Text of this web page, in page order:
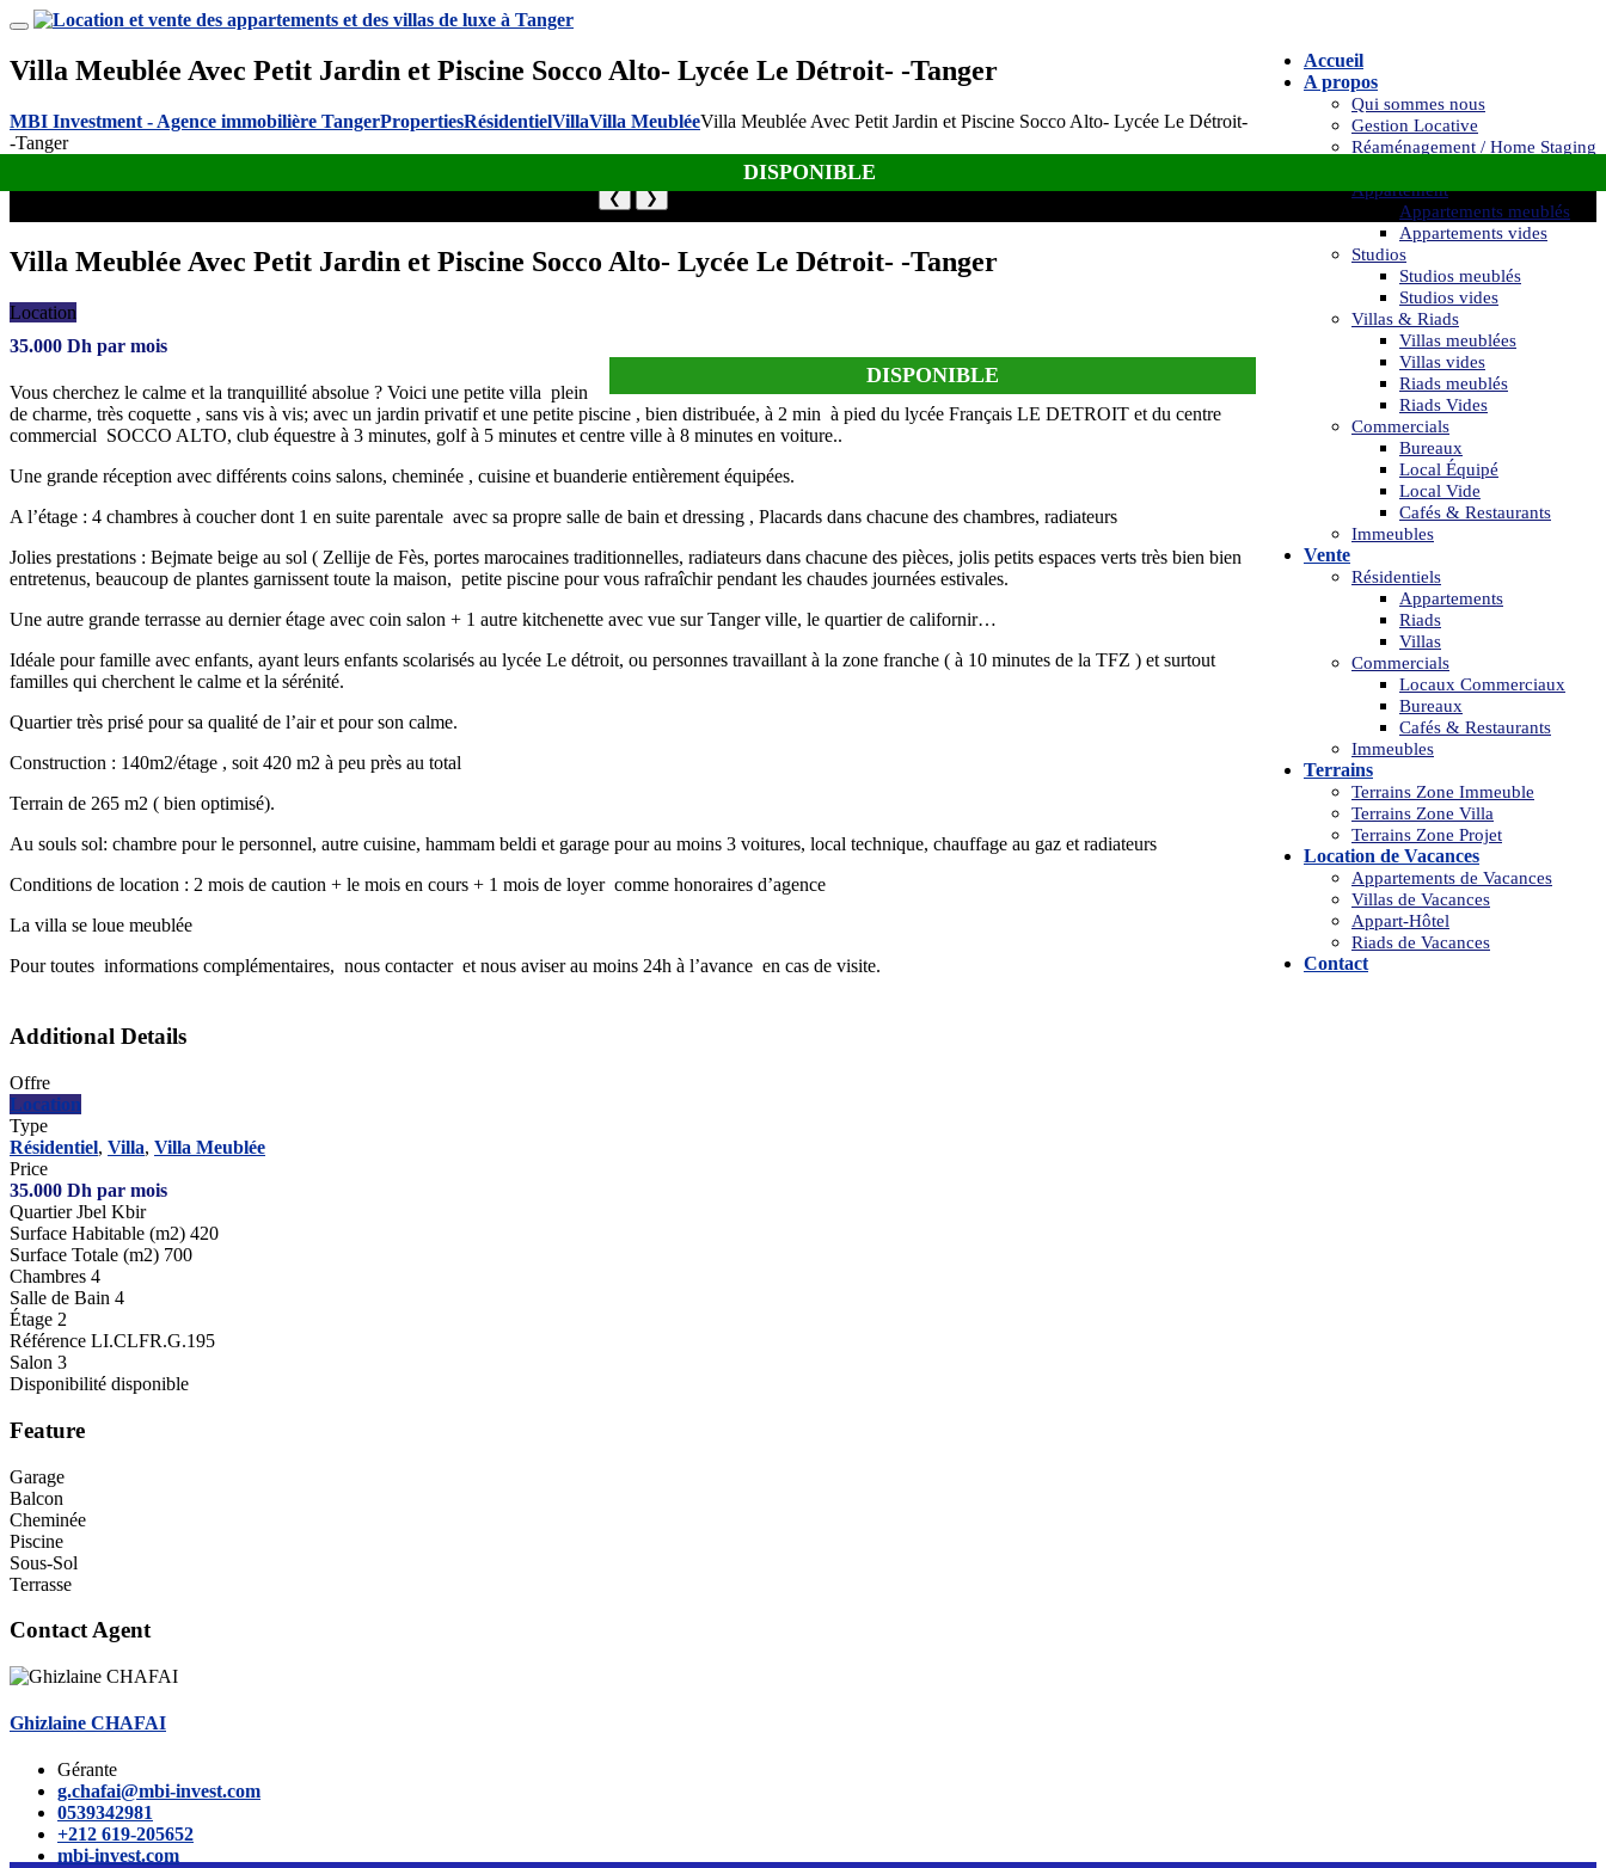
Accueil
A propos
Qui sommes nous
Gestion Locative
Réaménagement / Home Staging
Appartement
Appartements meublés
Appartements vides
Studios
Studios meublés
Studios vides
Villas & Riads
Villas meublées
Villas vides
Riads meublés
Riads Vides
Commercials
Bureaux
Local Équipé
Local Vide
Cafés & Restaurants
Immeubles
Vente
Résidentiels
Appartements
Riads
Villas
Commercials
Locaux Commerciaux
Bureaux
Cafés & Restaurants
Immeubles
Terrains
Terrains Zone Immeuble
Terrains Zone Villa
Terrains Zone Projet
Location de Vacances
Appartements de Vacances
Villas de Vacances
Appart-Hôtel
Riads de Vacances
Contact
Villa Meublée Avec Petit Jardin et Piscine Socco Alto- Lycée Le Détroit- -Tanger
MBI Investment - Agence immobilière TangerPropertiesRésidentielVillaVilla MeubléeVilla Meublée Avec Petit Jardin et Piscine Socco Alto- Lycée Le Détroit-
-Tanger
DISPONIBLE
❮ ❯
Villa Meublée Avec Petit Jardin et Piscine Socco Alto- Lycée Le Détroit- -Tanger
Location
35.000 Dh par mois
DISPONIBLE
Vous cherchez le calme et la tranquillité absolue ? Voici une petite villa plein
de charme, très coquette , sans vis à vis; avec un jardin privatif et une petite piscine , bien distribuée, à 2 min à pied du lycée Français LE DETROIT et du centre
commercial SOCCO ALTO, club équestre à 3 minutes, golf à 5 minutes et centre ville à 8 minutes en voiture..
Une grande réception avec différents coins salons, cheminée , cuisine et buanderie entièrement équipées.
A l’étage : 4 chambres à coucher dont 1 en suite parentale avec sa propre salle de bain et dressing , Placards dans chacune des chambres, radiateurs
Jolies prestations : Bejmate beige au sol ( Zellije de Fès, portes marocaines traditionnelles, radiateurs dans chacune des pièces, jolis petits espaces verts très bien bien
entretenus, beaucoup de plantes garnissent toute la maison, petite piscine pour vous rafraîchir pendant les chaudes journées estivales.
Une autre grande terrasse au dernier étage avec coin salon + 1 autre kitchenette avec vue sur Tanger ville, le quartier de californir…
Idéale pour famille avec enfants, ayant leurs enfants scolarisés au lycée Le détroit, ou personnes travaillant à la zone franche ( à 10 minutes de la TFZ ) et surtout
familles qui cherchent le calme et la sérénité.
Quartier très prisé pour sa qualité de l’air et pour son calme.
Construction : 140m2/étage , soit 420 m2 à peu près au total
Terrain de 265 m2 ( bien optimisé).
Au souls sol: chambre pour le personnel, autre cuisine, hammam beldi et garage pour au moins 3 voitures, local technique, chauffage au gaz et radiateurs
Conditions de location : 2 mois de caution + le mois en cours + 1 mois de loyer comme honoraires d’agence
La villa se loue meublée
Pour toutes informations complémentaires, nous contacter et nous aviser au moins 24h à l’avance en cas de visite.
Additional Details
Offre
Location
Type
Résidentiel, Villa, Villa Meublée
Price
35.000 Dh par mois
Quartier Jbel Kbir
Surface Habitable (m2) 420
Surface Totale (m2) 700
Chambres 4
Salle de Bain 4
Étage 2
Référence LI.CLFR.G.195
Salon 3
Disponibilité disponible
Feature
Garage
Balcon
Cheminée
Piscine
Sous-Sol
Terrasse
Contact Agent
Ghizlaine CHAFAI
Gérante
g.chafai@mbi-invest.com
0539342981
+212 619-205652
mbi-invest.com